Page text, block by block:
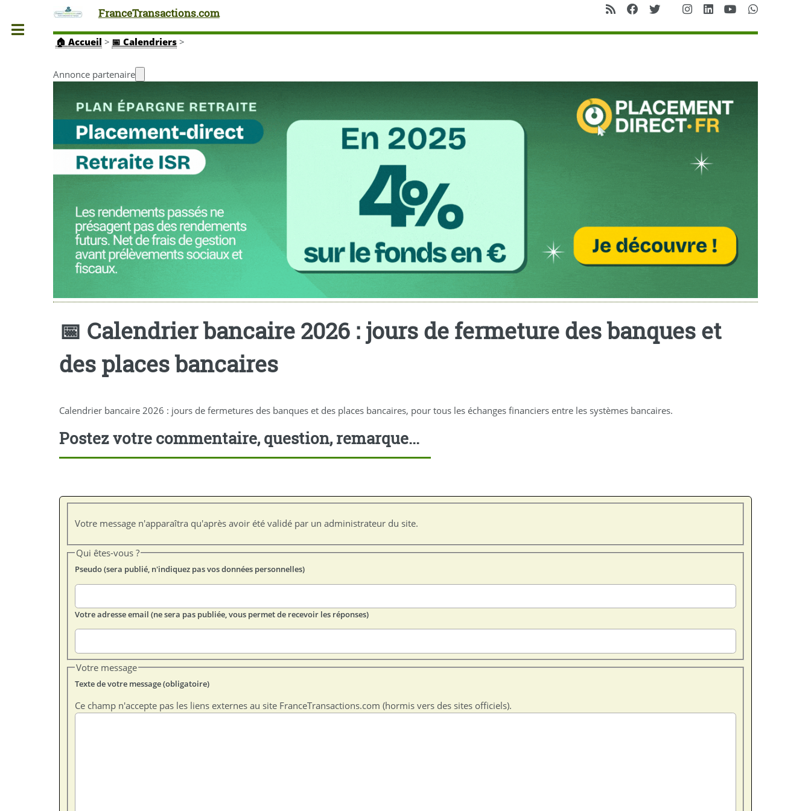
FranceTransactions.com
🏠 Accueil > 📅 Calendriers >
Annonce partenaire
📅 Calendrier bancaire 2026 : jours de fermeture des banques et
des places bancaires
Calendrier bancaire 2026 : jours de fermetures des banques et des places bancaires, pour tous les échanges financiers entre les systèmes bancaires.
Postez votre commentaire, question, remarque...
Votre message n'apparaîtra qu'après avoir été validé par un administrateur du site.
Qui êtes-vous ?
Pseudo (sera publié, n'indiquez pas vos données personnelles)
Votre adresse email (ne sera pas publiée, vous permet de recevoir les réponses)
Votre message
Texte de votre message (obligatoire)
Ce champ n'accepte pas les liens externes au site FranceTransactions.com (hormis vers des sites officiels).
Toggle